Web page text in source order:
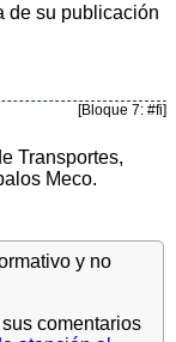
de su publicación
[Bloque 7: #fi]
Transportes,
Meco.
y no
comentarios